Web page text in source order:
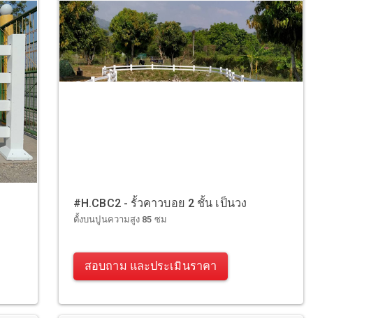
#H.CBC2 - รั้วคาวบอย 2 ชั้น เป็นวง
ตั้งบนปูนความสูง 85 ซม
สอบถาม และประเมินราคา